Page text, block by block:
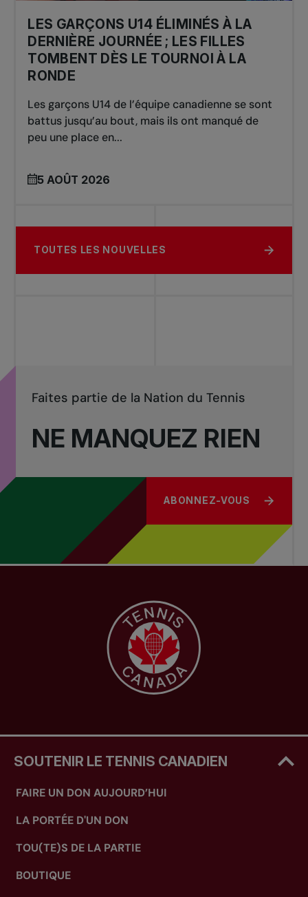
LES GARÇONS U14 ÉLIMINÉS À LA
DERNIÈRE JOURNÉE ; LES FILLES
TOMBENT DÈS LE TOURNOI À LA
RONDE
Les garçons U14 de l’équipe canadienne se sont
battus jusqu’au bout, mais ils ont manqué de
peu une place en...
5 AOÛT 2026
TOUTES LES NOUVELLES
NE MANQUEZ RIEN
Faites partie de la Nation du Tennis
ABONNEZ-VOUS
SOUTENIR LE TENNIS CANADIEN
FAIRE UN DON AUJOURD’HUI
LA PORTÉE D'UN DON
TOU(TE)S DE LA PARTIE
BOUTIQUE